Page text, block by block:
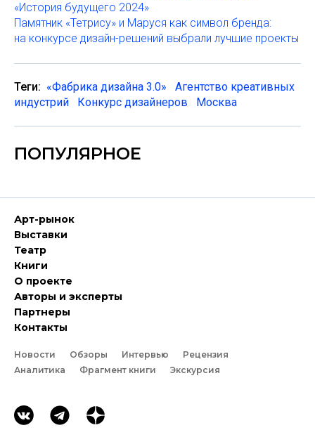
«История будущего 2024»
Памятник «Тетрису» и Маруся как символ бренда:
на конкурсе дизайн-решений выбрали лучшие проекты
Теги: «Фабрика дизайна 3.0»
Агентство креативных
индустрий
Конкурс дизайнеров Москва
ПОПУЛЯРНОЕ
Арт-рынок
Выставки
Театр
Книги
О проекте
Авторы и эксперты
Партнеры
Контакты
Новости Обзоры Интервью
Рецензия
Аналитика
Фрагмент книги Экскурсия